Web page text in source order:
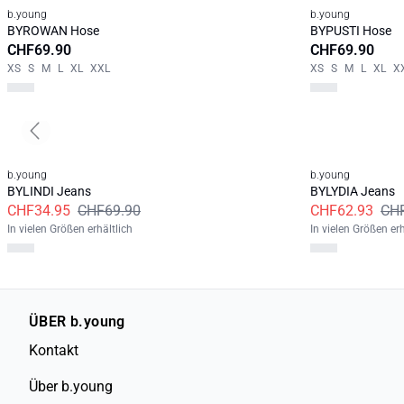
b.young
BYROWAN Hose
CHF69.90
XS S M L XL XXL
b.young
BYPUSTI Hose
CHF69.90
XS S M L XL
b.young
BYLINDI Jeans
CHF34.95 CHF69.90
In vielen Größen erhältlich
b.young
BYLYDIA Jeans
CHF62.93
In vielen Größen
Previous slide
ÜBER b.young
Kontakt
Über b.young